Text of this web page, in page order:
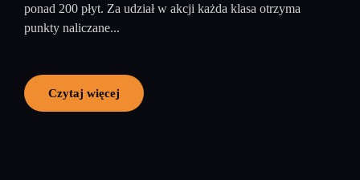
ponad 200 płyt. Za udział w akcji każda klasa otrzyma
punkty naliczane...
Czytaj więcej